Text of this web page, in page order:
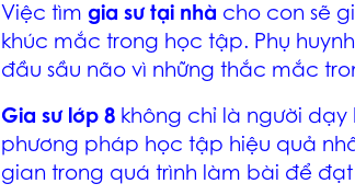
Việc tìm gia sư tại nhà cho con sẽ
khúc mắc trong học tập. Phụ
đầu sầu não vì những thắc mắc
Gia sư lớp 8 không chỉ là người
phương pháp học tập hiệu quả
gian trong quá trình làm bài để